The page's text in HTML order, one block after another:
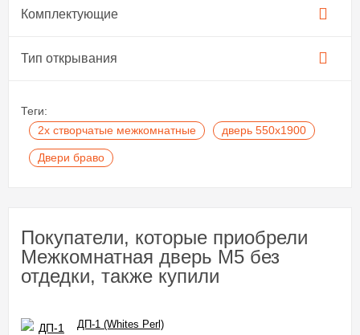
Комплектующие
Тип открывания
Теги:
2х створчатые межкомнатные
дверь 550х1900
Двери браво
Покупатели, которые приобрели
Межкомнатная дверь M5 без
отдедки, также купили
ДП-1 (Whites Perl)